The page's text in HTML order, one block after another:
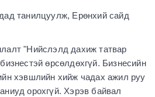
танилцуулж, Ерөнхий сайд
"Нийслэлд дахиж татвар
өрсөлдөхгүй. Бизнесийн
хэвшлийн хийж чадах ажил руу
орохгүй. Хэрэв байвал